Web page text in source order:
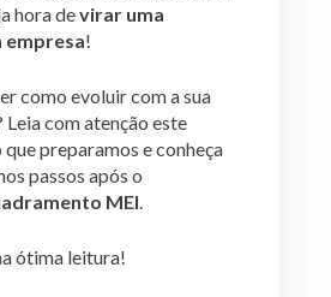
hora devirar uma
empresa!
como evoluir com a sua
Leia com atenção este
preparamos e conheça
passos após o
MEI.
ótima leitura!